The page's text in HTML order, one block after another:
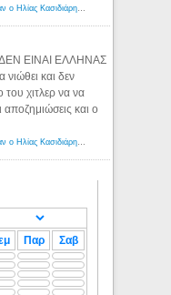
Αμερικανοί ρατσιστές αναρωτιούνται αν ο Ηλίας Κασιδιάρης ανήκει στη λευκή φυλή... - Λόγιος Ερμής
ΔΕΝ ΕΙΝΑΙ ΕΛΛΗΝΑΣ
και δεν
του χιτλερ να να
αποζημιώσεις και ο
Αμερικανοί ρατσιστές αναρωτιούνται αν ο Ηλίας Κασιδιάρης ανήκει στη λευκή φυλή... - Λόγιος Ερμής
Παρ Σαβ